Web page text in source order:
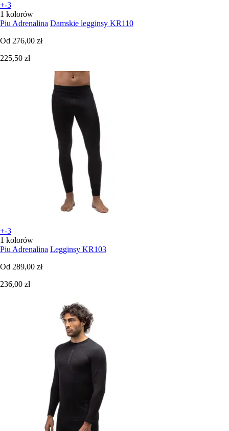
+-3
1 kolorów
Piu Adrenalina Damskie legginsy KR110
Od 276,00 zł
225,50 zł
+-3
1 kolorów
Piu Adrenalina Legginsy KR103
Od 289,00 zł
236,00 zł